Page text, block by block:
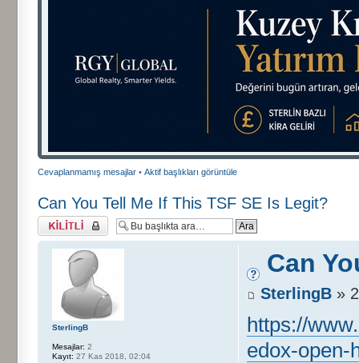
Cevaplanmamış mesajlar • Aktif başlıkları görüntüle
Can You Tell Me If This TSF SE Is Legit?
Başlık kilitlendi
Can
SterlingB »
https://
edox-open-
SterlingB
Mesajlar: 2
Kayıt: 27 Kas 2018, 02:04